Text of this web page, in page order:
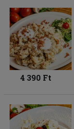
4 390 Ft